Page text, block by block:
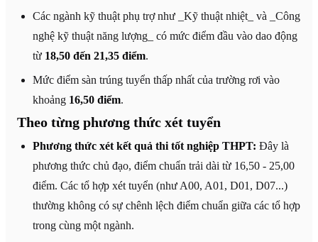
Các ngành kỹ thuật phụ trợ như _Kỹ thuật nhiệt_ và _Công
nghệ kỹ thuật năng lượng_ có mức điểm đầu vào dao động
từ 18,50 đến 21,35 điểm.
Mức điểm sàn trúng tuyển thấp nhất của trường rơi vào
khoảng 16,50 điểm.
Theo từng phương thức xét tuyển
Phương thức xét kết quả thi tốt nghiệp THPT: Đây là
phương thức chủ đạo, điểm chuẩn trải dài từ 16,50 - 25,00
điểm. Các tổ hợp xét tuyển (như A00, A01, D01, D07...)
thường không có sự chênh lệch điểm chuẩn giữa các tổ hợp
trong cùng một ngành.